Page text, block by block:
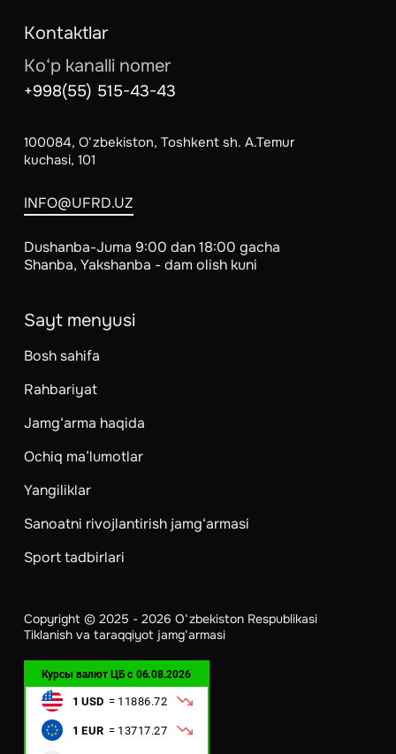
Kontaktlar
Ko‘p kanalli nomer
+998(55) 515-43-43
100084, O‘zbekiston, Toshkent sh. А.Теmur
kuchasi, 101
INFO@UFRD.UZ
Dushanba-Juma 9:00 dan 18:00 gacha
Shanba, Yakshanba - dam olish kuni
Sayt menyusi
Bosh sahifa
Rahbariyat
Jamg‘arma haqida
Ochiq ma’lumotlar
Yangiliklar
Sanoatni rivojlantirish jamg‘armasi
Sport tadbirlari
Copyright © 2025 - 2026 O‘zbekiston Respublikasi
Tiklanish va taraqqiyot jamg‘armasi